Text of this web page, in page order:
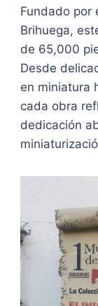
Fundado por
Brihuega,
de 65,000
Desde
en miniatura
cada obra
dedicación